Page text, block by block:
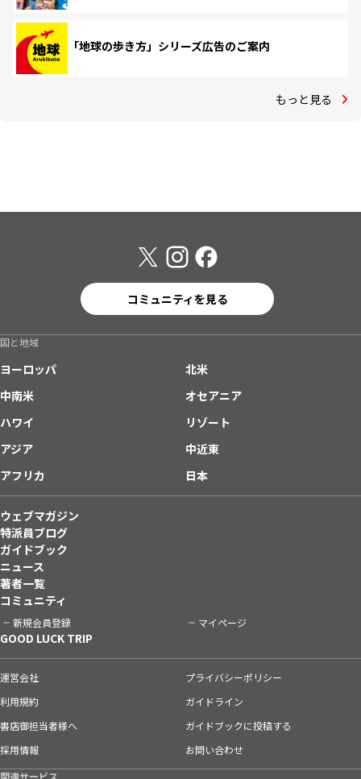
「地球の歩き方」シリーズ広告のご案内
もっと見る
コミュニティを見る
国と地域
ヨーロッパ
北米
中南米
オセアニア
ハワイ
リゾート
アジア
中近東
アフリカ
日本
ウェブマガジン
特派員ブログ
ガイドブック
ニュース
著者一覧
コミュニティ
新規会員登録 マイページ
GOOD LUCK TRIP
運営会社
プライバシーポリシー
利用規約
ガイドライン
書店御担当者様へ
ガイドブックに投稿する
採用情報
お問い合わせ
関連サービス